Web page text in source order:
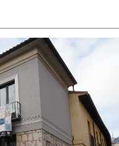
aplicación
externa.
aplicación
externa.